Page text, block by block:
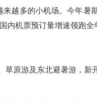
来越多的小机场。今年
内机票预订量增速领跑全
草原游及东北避暑游，